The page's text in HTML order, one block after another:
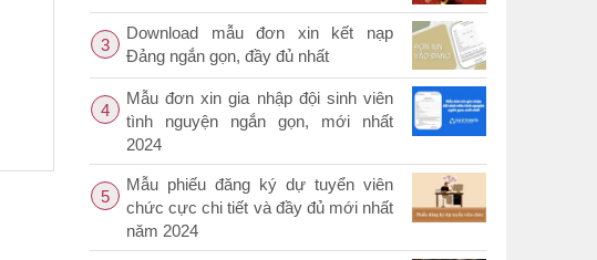
3
Download mẫu đơn xin kết nạp
Đảng ngắn gọn, đầy đủ nhất
4
Mẫu đơn xin gia nhập đội sinh viên
tình nguyện ngắn gọn, mới nhất
2024
5
Mẫu phiếu đăng ký dự tuyển viên
chức cực chi tiết và đầy đủ mới nhất
năm 2024